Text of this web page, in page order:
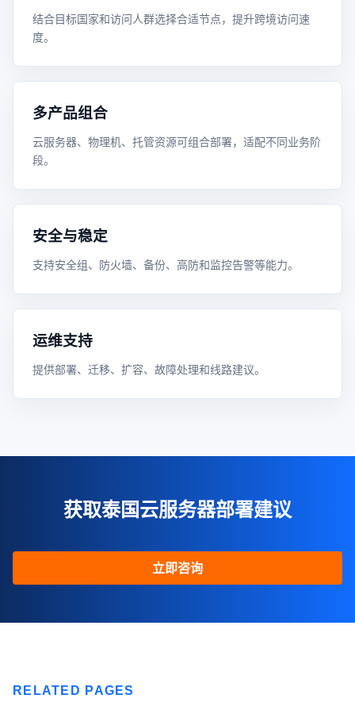
结合目标国家和访问人群选择合适节点，提升跨境访问速
度。
多产品组合
云服务器、物理机、托管资源可组合部署，适配不同业务阶
段。
安全与稳定
支持安全组、防火墙、备份、高防和监控告警等能力。
运维支持
提供部署、迁移、扩容、故障处理和线路建议。
获取泰国云服务器部署建议
立即咨询
RELATED PAGES